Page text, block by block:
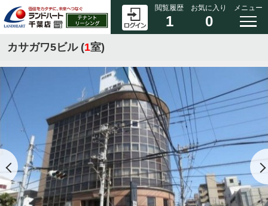
閲覧履歴
1
お気に入り
0
メニュー
カサガワ5ビル (1室)